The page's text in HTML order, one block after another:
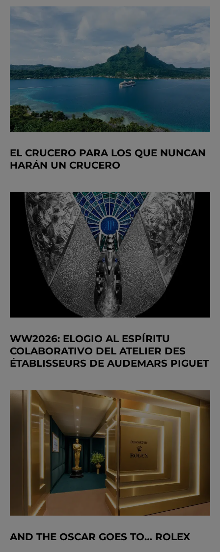
EL CRUCERO PARA LOS QUE NUNCAN
HARÁN UN CRUCERO
WW2026: ELOGIO AL ESPÍRITU
COLABORATIVO DEL ATELIER DES
ÉTABLISSEURS DE AUDEMARS PIGUET
AND THE OSCAR GOES TO… ROLEX